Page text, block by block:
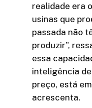
realidade era
usinas que
passada não
produzir”,
essa
inteligência
preço, está
acrescenta.